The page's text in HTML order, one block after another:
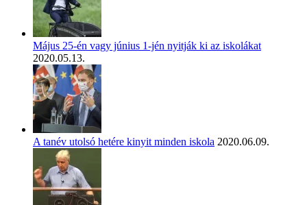
Május 25-én vagy június 1-jén nyitják ki az iskolákat
2020.05.13.
A tanév utolsó hetére kinyit minden iskola 2020.06.09.